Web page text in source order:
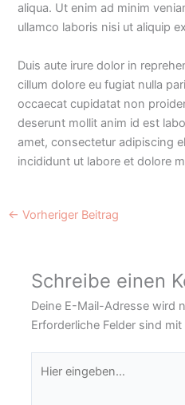
aliqua. Ut enim ad minim
ullamco laboris nisi ut aliquip
Duis aute irure dolor in
cillum dolore eu fugiat nulla
occaecat cupidatat non
deserunt mollit anim id est
amet, consectetur adipiscing
incididunt ut labore et dolore
← Vorheriger Beitrag
Schreibe einen
Deine E-Mail-Adresse wird
Erforderliche Felder sind mit
eingeben…